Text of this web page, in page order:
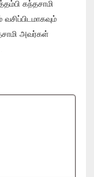
கந்தசாமி
வசிப்பிடமாகவும்
அவர்கள்